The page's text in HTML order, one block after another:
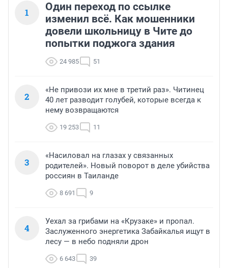
1
Один переход по ссылке
изменил всё. Как мошенники
довели школьницу в Чите до
попытки поджога здания
24 985 51
2
«Не привози их мне в третий раз». Читинец
40 лет разводит голубей, которые всегда к
нему возвращаются
19 253 11
3
«Насиловал на глазах у связанных
родителей». Новый поворот в деле убийства
россиян в Таиланде
8 691 9
4
Уехал за грибами на «Крузаке» и пропал.
Заслуженного энергетика Забайкалья ищут в
лесу — в небо подняли дрон
6 643 39